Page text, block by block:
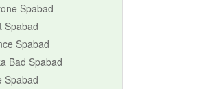
Spabad
Spabad
Spabad
Bad Spabad
Spabad